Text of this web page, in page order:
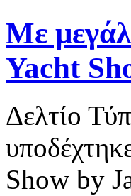
Με
Yacht
Δελτίο
Show by